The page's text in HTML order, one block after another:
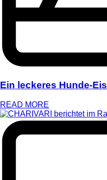
Ein leckeres Hunde-Eis
READ MORE